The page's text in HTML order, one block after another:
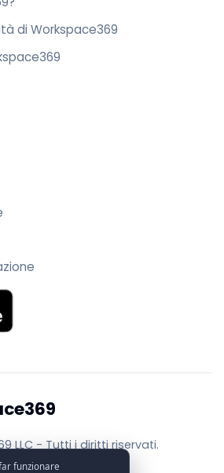
funzionare
di Workspace369
su App Store
LLC - Tutti i diritti riservati.